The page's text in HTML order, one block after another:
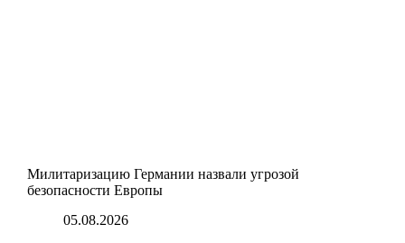
Милитаризацию Германии назвали угрозой
безопасности Европы
05.08.2026